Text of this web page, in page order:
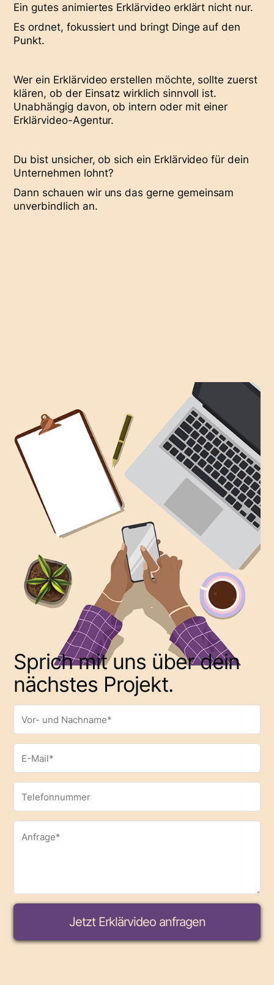
Ein gutes animiertes Erklärvideo erklärt nicht nur.
Es ordnet, fokussiert und bringt Dinge auf den
Punkt.
Wer ein Erklärvideo erstellen möchte, sollte zuerst
klären, ob der Einsatz wirklich sinnvoll ist.
Unabhängig davon, ob intern oder mit einer
Erklärvideo-Agentur.
Du bist unsicher, ob sich ein Erklärvideo für dein
Unternehmen lohnt?
Dann schauen wir uns das gerne gemeinsam
unverbindlich an.
Sprich mit uns über dein
nächstes Projekt.